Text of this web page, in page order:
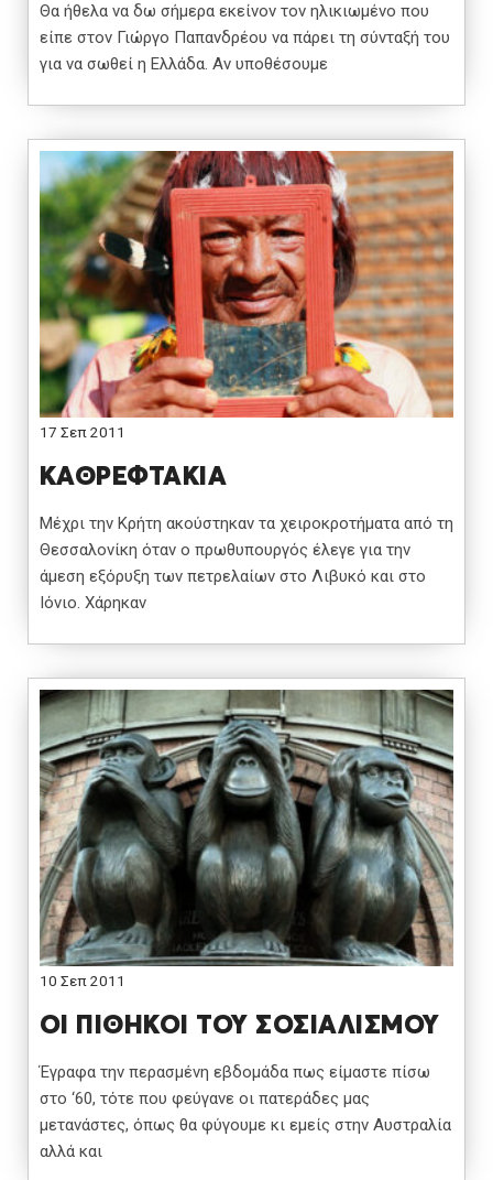
Θα ήθελα να δω σήμερα εκείνον τον ηλικιωμένο που
είπε στον Γιώργο Παπανδρέου να πάρει τη σύνταξή του
για να σωθεί η Ελλάδα. Αν υποθέσουμε
17 Σεπ 2011
ΚΑΘΡΕΦΤΑΚΙΑ
Μέχρι την Κρήτη ακούστηκαν τα χειροκροτήματα από τη
Θεσσαλονίκη όταν ο πρωθυπουργός έλεγε για την
άμεση εξόρυξη των πετρελαίων στο Λιβυκό και στο
Ιόνιο. Χάρηκαν
10 Σεπ 2011
ΟΙ ΠΙΘΗΚΟΙ ΤΟΥ ΣΟΣΙΑΛΙΣΜΟΥ
Έγραφα την περασμένη εβδομάδα πως είμαστε πίσω
στο ‘60, τότε που φεύγανε οι πατεράδες μας
μετανάστες, όπως θα φύγουμε κι εμείς στην Αυστραλία
αλλά και